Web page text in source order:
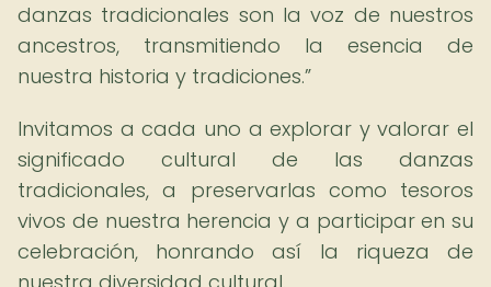
danzas tradicionales son la voz de nuestros
ancestros, transmitiendo la esencia de
nuestra historia y tradiciones.
Invitamos a cada uno a explorar y valorar el
significado cultural de las danzas
tradicionales, a preservarlas como tesoros
vivos de nuestra herencia y a participar en su
celebración, honrando así la riqueza de